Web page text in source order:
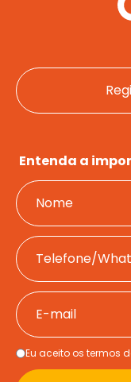
Entenda a
Eu aceito os termos